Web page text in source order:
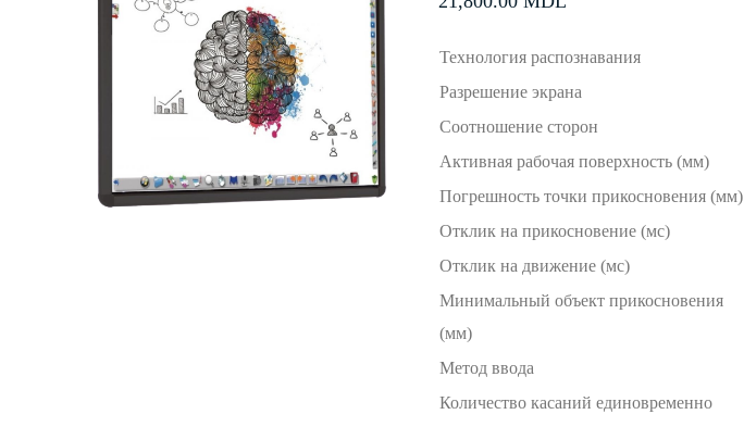
Технология распознавания
Разрешение экрана
Соотношение сторон
Активная рабочая поверхность (мм)
Погрешность точки прикосновения (мм)
Отклик на прикосновение (мс)
Отклик на движение (мс)
Минимальный объект прикосновения
(мм)
Метод ввода
Количество касаний единовременно